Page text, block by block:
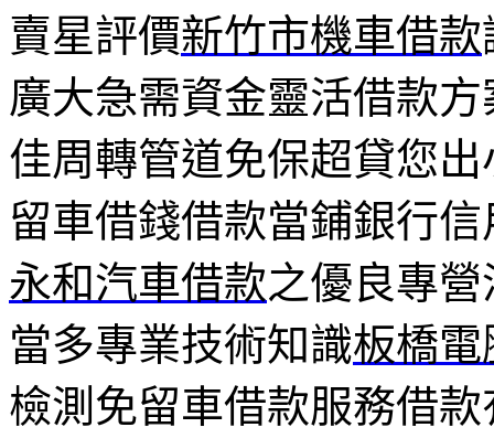
賣星評價新竹市機車借款
廣大急需資金靈活借款方
佳周轉管道免保超貸您
留車借錢借款當鋪銀行
永和汽車借款之優良專
當多專業技術知識板橋
檢測免留車借款服務借